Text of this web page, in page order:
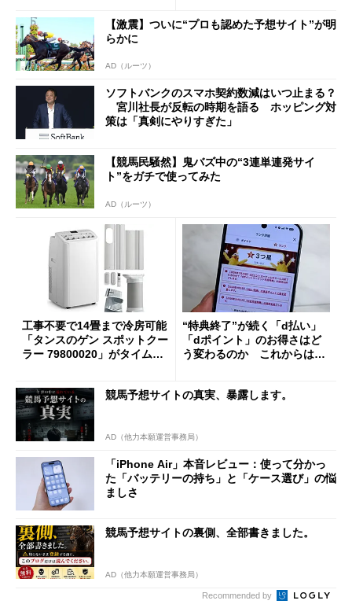
【激震】ついに“プロも認めた予想サイト”が明
らかに
AD（ルーツ）
ソフトバンクのスマホ契約数減はいつ止まる？
宮川社長が反転の時期を語る ホッピング対
策は「真剣にやりすぎた」
【競馬民騒然】鬼バズ中の“3連単連発サイ
ト”をガチで使ってみた
AD（ルーツ）
工事不要で14畳まで冷房可能
「タンスのゲン スポットクー
ラー 79800020」がタイムセ
“特典終了”が続く「d払い」
「dポイント」のお得さはど
う変わるのか これからは
競馬予想サイトの真実、暴露します。
AD（他力本願運営事務局）
「iPhone Air」本音レビュー：使って分かっ
た「バッテリーの持ち」と「ケース選び」の悩
ましさ
競馬予想サイトの裏側、全部書きました。
AD（他力本願運営事務局）
Recommended by